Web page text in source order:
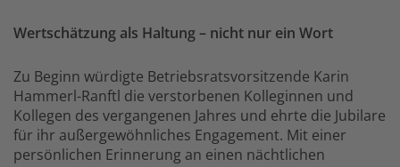
Wertschätzung als Haltung – nicht nur ein Wort
Zu Beginn würdigte Betriebsratsvorsitzende Karin
Hammerl-Ranftl die verstorbenen Kolleginnen und
Kollegen des vergangenen Jahres und ehrte die Jubilare
für ihr außergewöhnliches Engagement. Mit einer
persönlichen Erinnerung an einen nächtlichen